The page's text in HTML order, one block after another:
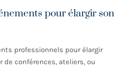
pour élargir son
professionnels pour élargir
de conférences, ateliers, ou